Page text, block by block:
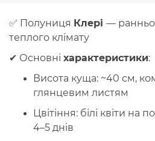
✅ Полуниця Клері —
теплого клімату
✔ Основні характеристики:
Висота куща: ~40 см,
глянцевим листям
Цвітіння: білі квіти на
4–5 днів